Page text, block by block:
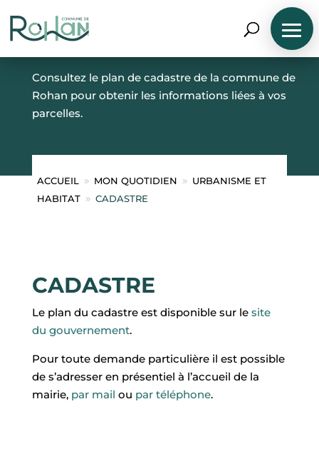
N
V
G
P
R
O
F
I
ACCUEIL
CADASTRE
Consultez le plan de cadastre de la commune de
Rohan pour obtenir les informations liées à vos
parcelles.
ACCUEIL 9 MON QUOTIDIEN 9
URBANISME ET
HABITAT
9 CADASTRE
CADASTRE
Le plan du cadastre est disponible sur le site
du gouvernement.
Pour toute demande particulière il est possible
de s’adresser en présentiel à l’accueil de la
mairie, par mail ou par téléphone.